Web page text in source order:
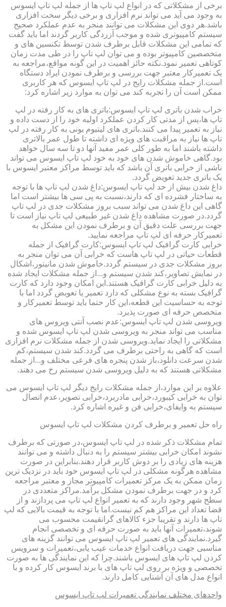
برخی از مشکلاتی که در انواع لپ تاپ ها از جمله لپ تاپ ایسوس
به وجود می آید می تواند نرم افزاری و برخی دیگر سخت افزاری
باشد.هر دوی این مشکلات می توانند منجر به عدم عملکرد صحیح
سیستم کامپیوتری شده و موجب آزردگی کاربر گردند اما باید گفت
که تمامی این مشکلات قابل برطرف شدن توسط تکنسین های و
متخصصین کامپیوتر بوده و می توان لپ تاپ را در طی مدت زمان
کوتاهی تعمیر نمود.نکته حائز اهمیت در این گونه مواقع،مراجعه به
یک تعمیرکار معتبر جهت بررسی و برطرف نمودن ایراد دستگاه
است.از جمله مشکلات رایج در لپ تاپ ایسوس که هر کاربری
ممکن است آن را تجربه کند می توان به موارد زیر اشاره کرد:
خراب شدن باتری لپ تاپ ایسوس:باتری های به کار رفته در لپ
تاپ ها،پس از مدتی کار کردن عملکرد اولیه خود را از دست داده و
نیاز به تعمیر پیدا می کنند.باتری های لیتیوم یونی به کار رفته در لپ
تاپ ها نیاز به مراقبت های ویژه ای داشته تا طول عمر بالاتری
داشته باشند اما به طور کلی عمر مفید آنها دو تا سه سال خواهد
بود.گاهی خاموش شدن های خود به خود لپ تاپ ایسوس می تواند
ناشی از خرابی باتری آن باشد که باید توسط مراکز معتبر ایسوس با
یک باتری جدید تعویض گردد.
داغ شدن بیش از حد لپ تاپ ایسوس:داغ شدن لپ تاپ ها با توجه
به ساختار فشرده ای که دارند،نسبت به پی سی ها بیشتر است اما
گاهی این داغ شدن می تواند سبب بروز مشکلات جدی در لپ تاپ
گردد.در صورت مشاهده داغ شدن غیر طبیعی لپ تاپ نیاز است تا
جهت بررسی علت دقیق آن و برطرف نمودن این مشکل به
تعمیرکار حرفه ای لپ تاپ مراجعه نمایید.
خرابی کارت گرافیک لپ تاپ ایسوس:کارت گرافیک از جمله
قطعات حیاتی در لپ تاپ هاست که خرابی آن می توان منجر به
بروز مشکلات جدی در سیستم گردد.خاموش شدن مانیتور،اشکال
در نمایش تصاویر،کند شدن سیستم و...از جمله مشکلات ایجاد شده
به دلیل خرابی کارت گرافیک هستند.این امکان وجود دارد که کارت
گرافیک بسته به نوع مشکلی که دارد تعمیر یا تعویض گردد اما با
توجه به حساسیت این قطعه،این کار حتما باید توسط تعمیرکار و
متخصص حرفه ای صورت پذیرد.
ویروسی شدن لپ تاپ ایسوس:عدم نصب آنتی ویروس های
مناسب می تواند منجر به ویروسی شدن لپ تاپ ایسوس شده و
مشکلاتی را ایجاد نماید.ویروسی شدن از جمله مشکلات نرم افزاری
است که گاهی به راحتی برطرف می گردد.کند شدن سیستم،کم
شدن سرعت دانلود،باز شدن پنجره های فرعی مختلف و...از جمله
مشکلاتی هستند که به دلیل ویروسی شدن سیستم رخ می دهند.
علاوه بر این موارد،از جمله مشکلات رایج دیگر لپ تاپ ایسوس می
توان به خرابی کیبورد،خرابی مادربرد،خرابی تصویر،عدم اتصال
سیستم به وایفای،خرابی فن و غیره اشاره کرد.
راه حل تعمیر و برطرف کردن مشکلات لپ تاپ ایسوس
تمام مشکلات ذکر شده در لپ تاپ ایسوس،در صورتی که برطرف
نشوند امکان خرابی بیشتر سیستم را به دنبال داشته و می توانند
هزینه های زیادی را بر دوش کاربر قرار دهند.بنابراین در صورت
مشاهده هرگونه مشکلی در لپ تاپ ایسوس خود باید در نزدیک ترین
زمان ممکن به یک مرکز تعمیرات کامپیوتر مجاز و معتبر مراجعه
کرد و در جهت برطرف نمودن مشکل برآمد.مراکز متعددی در
سطح شهر وجود دارند که به تعمیر انواع لپ تاپ می پردازند و از
قضا تعداد این مراکز هم کم نیست.اما با توجه به قیمت بالایی که لپ
تاپ ها دارند و تقریبا جزء کالاهای گرانقیمت محسوب می
شوند،تعمیرات آنها باید به صورت حرفه ای و تخصصی انجام
گیرد.نمایندگی های تعمیر لپ تاپ ایسوس می توانند گزینه های
مناسبی جهت دریافت انواع خدمات عیب یابی،تعمیرات و سرویس
کردن لپ تاپ های ایسوس باشند.چرا که این نمایندگی ها به صورت
تخصصی و ویژه بر روی لپ تاپ های با برند ایسوس کار کرده و با
انواع مدل های آن آشنایی کامل دارند.
واحدهای مختلف نمایندگی تعمیرات لپ تاپ ایسوس